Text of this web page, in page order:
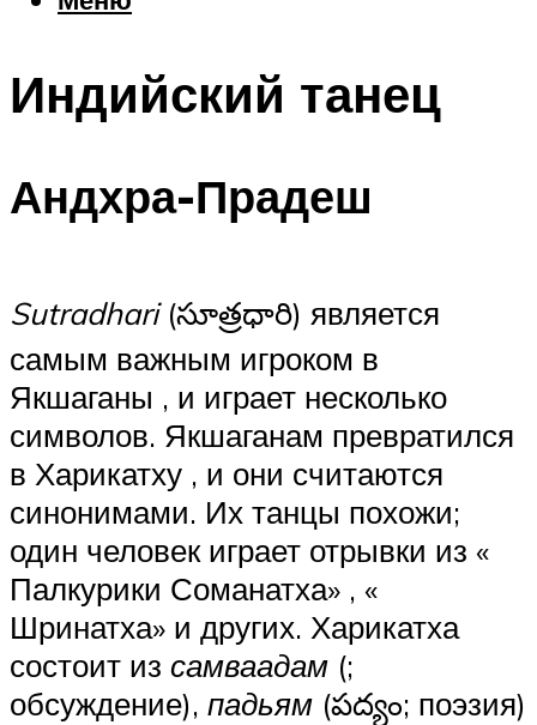
Шоппинг
Что посетить
Меню
Индийский танец
Андхра-Прадеш
Sutradhari(సూత్రధారి) является
самым важным игроком в
Якшаганы , и играет несколько
символов. Якшаганам превратился
в Харикатху , и они считаются
синонимами. Их танцы похожи;
один человек играет отрывки из «
Палкурики Соманатха» , «
Шринатха» и других. Харикатха
состоит из самваадам (;
обсуждение), падьям (పద్యం; поэзия)